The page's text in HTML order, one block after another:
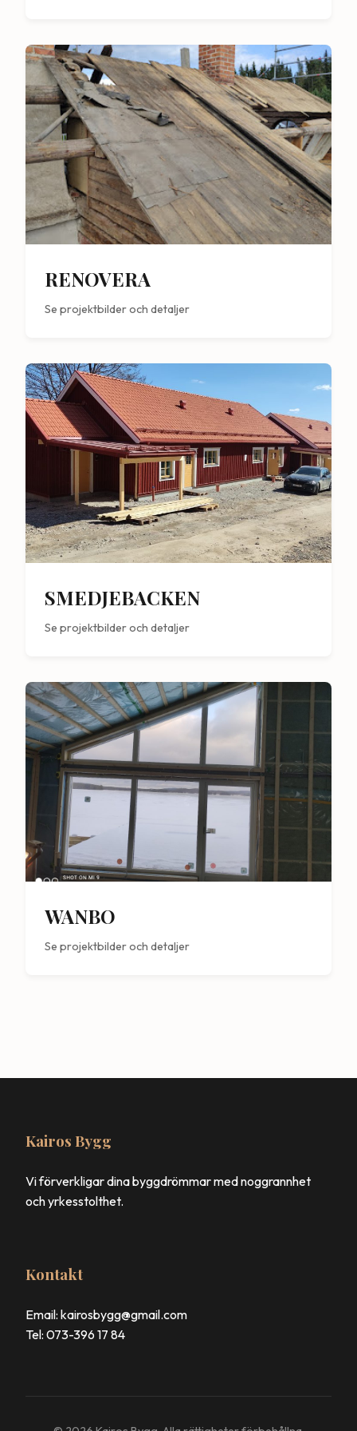
RENOVERA
Se projektbilder och detaljer
SMEDJEBACKEN
Se projektbilder och detaljer
WANBO
Se projektbilder och detaljer
Kairos Bygg
Vi förverkligar dina byggdrömmar med noggrannhet
och yrkesstolthet.
Kontakt
Email: kairosbygg@gmail.com
Tel: 073-396 17 84